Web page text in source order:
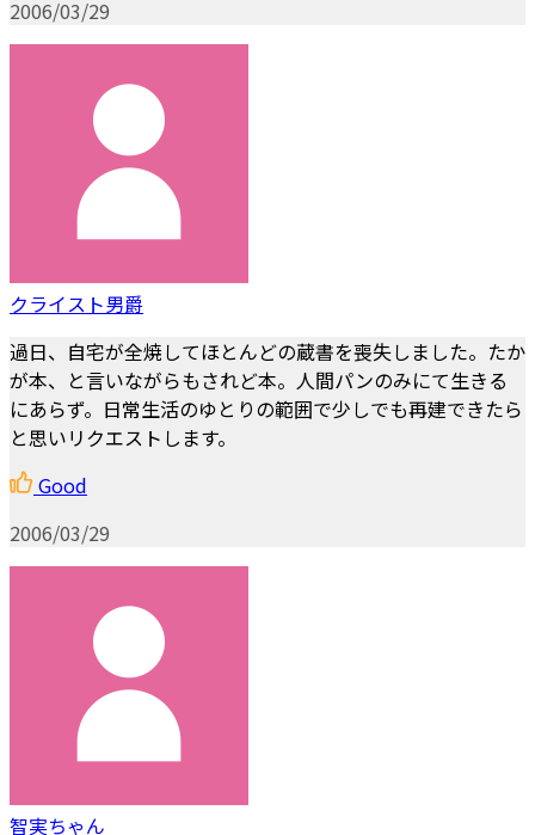
2006/03/29
クライスト男爵
過日、自宅が全焼してほとんどの蔵書を喪失しました。たか
が本、と言いながらもされど本。人間パンのみにて生きる
にあらず。日常生活のゆとりの範囲で少しでも再建できたら
と思いリクエストします。
Good
2006/03/29
智実ちゃん